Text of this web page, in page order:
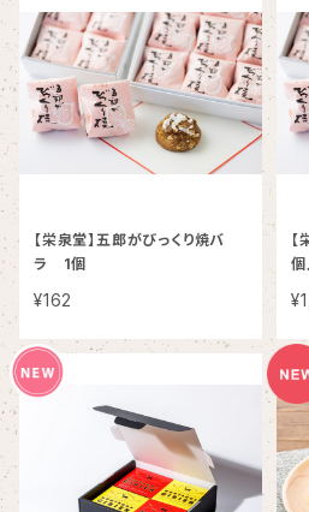
【栄泉堂】五郎がびっくり焼バ
ラ 1個
¥162
個